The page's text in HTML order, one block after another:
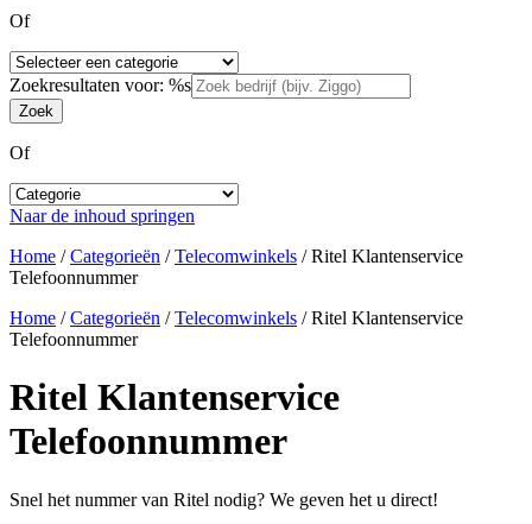
Of
Zoekresultaten voor: %s
Of
Naar de inhoud springen
Home /Categorieën /Telecomwinkels /Ritel Klantenservice
Telefoonnummer
Home /Categorieën /Telecomwinkels /Ritel Klantenservice
Telefoonnummer
Ritel Klantenservice
Telefoonnummer
Snel het nummer van Ritel nodig? We geven het u direct!